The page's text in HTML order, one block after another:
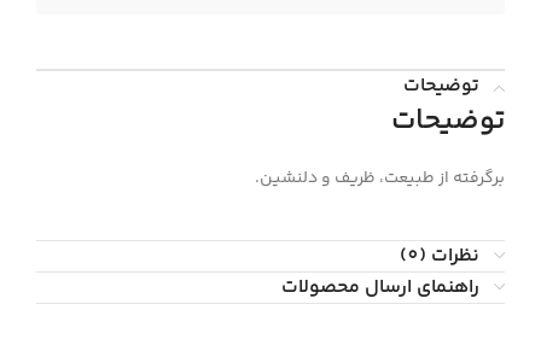
توضیحات
توضیحات
برگرفته از طبیعت، ظریف و دلنشین.
نظرات (0)
راهنمای ارسال محصولات